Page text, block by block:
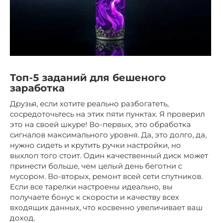
Топ-5 заданий для бешеного
заработка
Друзья, если хотите реально разбогатеть,
сосредоточьтесь на этих пяти пунктах. Я проверил
это на своей шкуре! Во-первых, это обработка
сигналов максимального уровня. Да, это долго, да,
нужно сидеть и крутить ручки настройки, но
выхлоп того стоит. Один качественный диск может
принести больше, чем целый день беготни с
мусором. Во-вторых, ремонт всей сети спутников.
Если все тарелки настроены идеально, вы
получаете бонус к скорости и качеству всех
входящих данных, что косвенно увеличивает ваш
доход.